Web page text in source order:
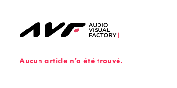
Aucun article n'a été trouvé.